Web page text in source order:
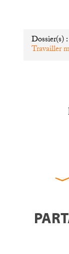
Dossier(s) :
Travailler